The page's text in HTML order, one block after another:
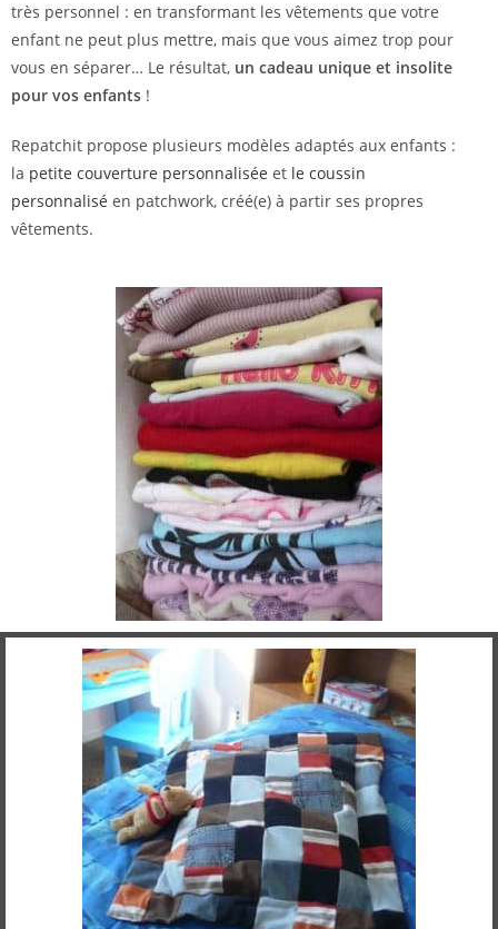
très personnel : en transformant les vêtements que votre
enfant ne peut plus mettre, mais que vous aimez trop pour
vous en séparer… Le résultat, un cadeau unique et insolite
pour vos enfants !
Repatchit propose plusieurs modèles adaptés aux enfants :
la petite couverture personnalisée et le coussin
personnalisé en patchwork, créé(e) à partir ses propres
vêtements.